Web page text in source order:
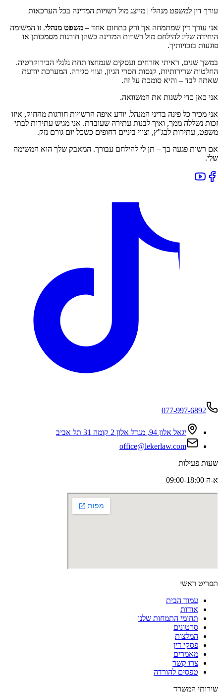
עורך דין למשפט מנהלי | מייצג מול רשויות המדינה בכל הערכאות
אני עורך דין שמתמחה אך ורק בתחום אחד – משפט מנהלי. זו המשימה
היחידה שלי: להילחם מול רשויות המדינה כשהן חורגות מסמכותן או
פוגעות בזכויותיך.
במשך שנים, ראיתי אזרחים ועסקים שנמחצו תחת גלגלי הבירוקרטיה.
החלטות שרירותיות, קנסות חסרי הגיון, וצווי סגירה. המערכת יודעת
שאתה לבד – והיא סומכת על זה.
אני כאן כדי לשנות את המשוואה.
אני מכיר כל פינה בדיני המנהל. יודע איפה הרשויות חורגות מהחוק, איזו
זכות נשללה ממך, ואיך לבנות עתירה שעובדת. אני מגיש עתירות לבתי
משפט, עתירות לבג"ץ, וצווי ביניים דחופים כשכל יום גורם נזק.
אם רשות פגעה בך – תן לי להילחם עבורך. המאבק שלך הוא המשימה
שלי.
077-997-6892
יגאל אלון 94, מגדל אלון 2 קומה 31 תל אביב
office@lekerlaw.com
שעות פעילות
א-ה 09:00-18:00
תפריט ראשי
עמוד הבית
אודות
תחומי התמחות שלנו
סרטונים
המלצות
פסקי דין
מאמרים
צרו קשר
טפסים להורדה
שירותי המשרד